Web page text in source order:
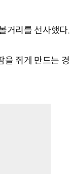
거리를 선사했다.
을 쥐게 만드는 경